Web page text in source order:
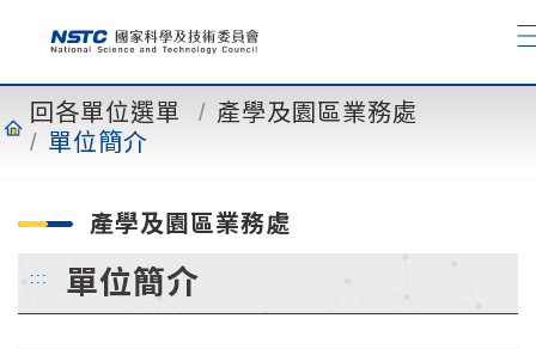
容 回各單位選單
產學及園區業務處
單位簡介
產學及園區業務處
::: 單位簡介